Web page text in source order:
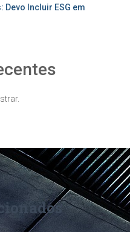
Devo Incluir ESG em